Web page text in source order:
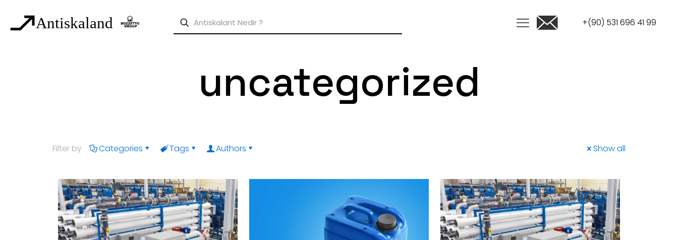
+(90) 531 696 41 99
uncategorized
Filter by Categories Tags Authors Show all